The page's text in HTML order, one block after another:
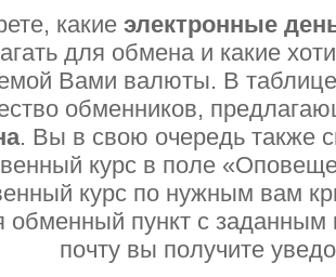
какие электронные
для обмена и какие
Вами валюты. В таблице
обменников,
. Вы в свою очередь также
курс в поле
курс по нужным вам
обменный пункт с заданным
почту вы получите